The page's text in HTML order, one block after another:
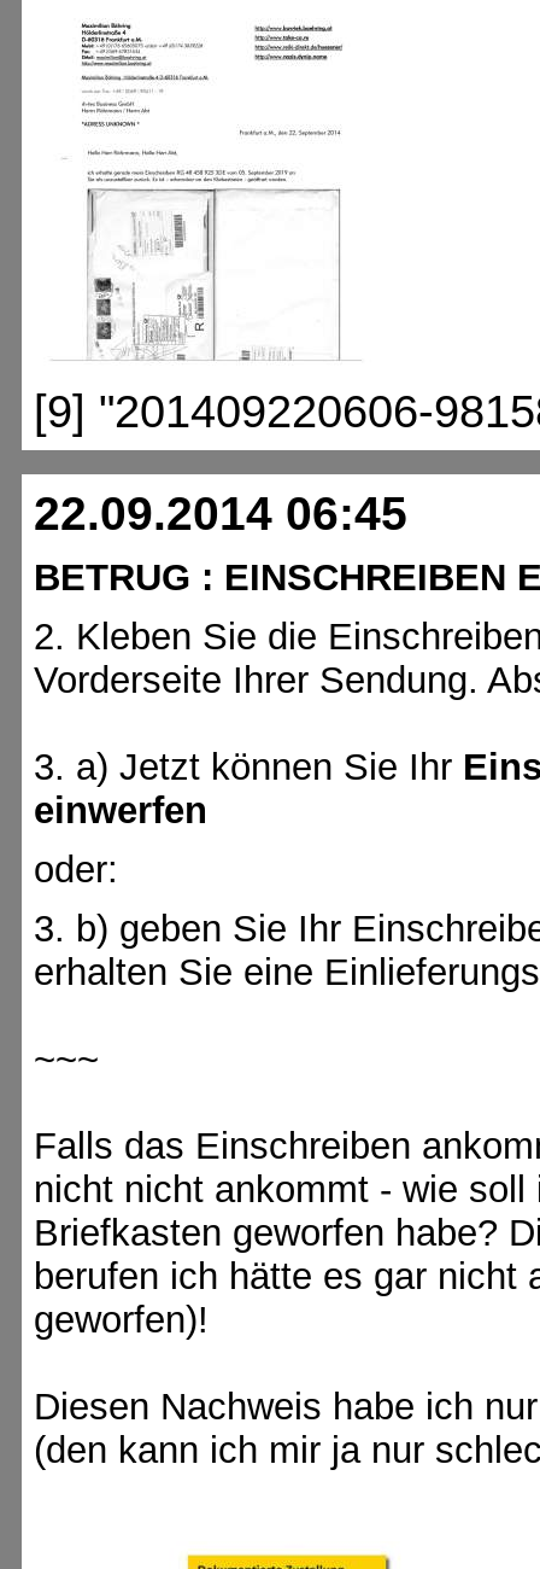
[9] "201409220606-
22.09.2014 06:45
BETRUG : EINSCHREIBEN
2. Kleben Sie die
Vorderseite Ihrer Sendung.
3. a) Jetzt können Sie Ihr
einwerfen
oder:
3. b) geben Sie Ihr
erhalten Sie eine
~~~
Falls das Einschreiben
nicht nicht ankommt - wie
Briefkasten geworfen habe?
berufen ich hätte es gar nicht
geworfen)!
Diesen Nachweis habe ich
(den kann ich mir ja nur